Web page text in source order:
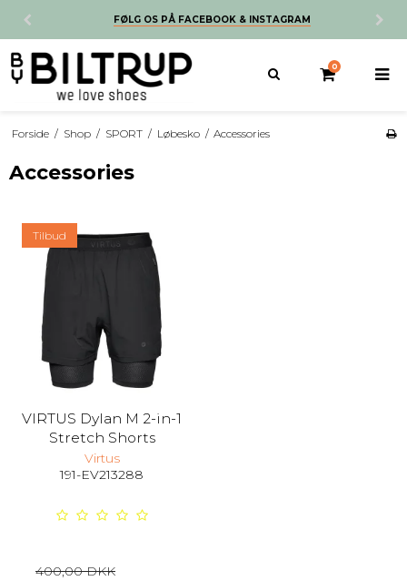
FØLG OS PÅ FACEBOOK & INSTAGRAM
0
Forside / Shop / SPORT / Løbesko / Accessories
Accessories
Tilbud
VIRTUS Dylan M 2-in-1
Stretch Shorts
Virtus
191-EV213288
400,00 DKK